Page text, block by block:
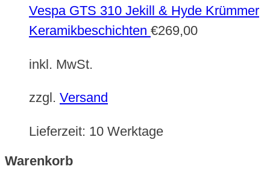
Vespa GTS 310 Jekill & Hyde Krümmer
Keramikbeschichten €269,00
inkl. MwSt.
zzgl. Versand
Lieferzeit: 10 Werktage
Warenkorb